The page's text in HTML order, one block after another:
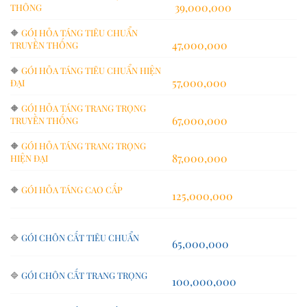
THÔNG
39,000,000
🔶 GÓI HỎA TÁNG TIÊU CHUẨN
TRUYỀN THỐNG
47,000,000
🔶 GÓI HỎA TÁNG TIÊU CHUẨN HIỆN
ĐẠI
57,000,000
🔶 GÓI HỎA TÁNG TRANG TRỌNG
TRUYỀN THỐNG
67,000,000
🔶 GÓI HỎA TÁNG TRANG TRỌNG
HIỆN ĐẠI
87,000,000
🔶 GÓI HỎA TÁNG CAO CẤP 125,000,000
🔷 GÓI CHÔN CẤT TIÊU CHUẨN 65,000,000
🔷 GÓI CHÔN CẤT TRANG TRỌNG 100,000,000